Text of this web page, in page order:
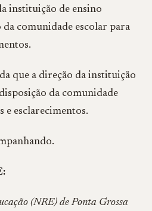
instituição de ensino
da comunidade escolar para
que a direção da instituição
da comunidade
e esclarecimentos.
(NRE) de Ponta Grossa